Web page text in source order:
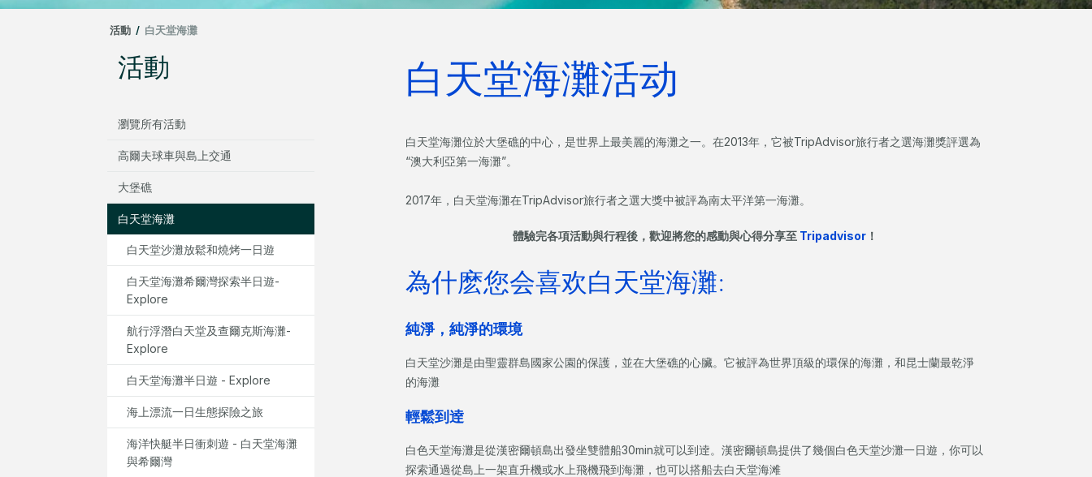
活動 / 白天堂海灘
活動
瀏覽所有活動
高爾夫球車與島上交通
大堡礁
白天堂海灘
白天堂沙灘放鬆和燒烤一日遊
白天堂海灘希爾灣探索半日遊-
Explore
航行浮潛白天堂及查爾克斯海灘-
Explore
白天堂海灘半日遊 - Explore
海上漂流一日生態探險之旅
海洋快艇半日衝刺遊 - 白天堂海灘
與希爾灣
白天堂海灘活动
白天堂海灘位於大堡礁的中心，是世界上最美麗的海灘之一。在2013年，它被TripAdvisor旅行者之選海灘獎評選為
“澳大利亞第一海灘”。
2017年，白天堂海灘在TripAdvisor旅行者之選大獎中被評為南太平洋第一海灘。
體驗完各項活動與行程後，歡迎將您的感動與心得分享至 Tripadvisor！
為什麽您会喜欢白天堂海灘:
純淨，純淨的環境
白天堂沙灘是由聖靈群島國家公園的保護，並在大堡礁的心臟。它被評為世界頂級的環保的海灘，和昆士蘭最乾淨
的海灘
輕鬆到逹
白色天堂海灘是從漢密爾頓島出發坐雙體船30min就可以到逹。漢密爾頓島提供了幾個白色天堂沙灘一日遊，你可以
探索通過從島上一架直升機或水上飛機飛到海灘，也可以搭船去白天堂海滩